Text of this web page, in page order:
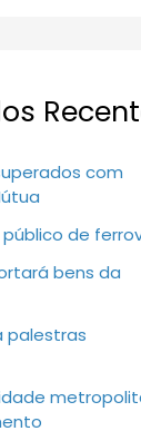
com
de
bens da
palestras